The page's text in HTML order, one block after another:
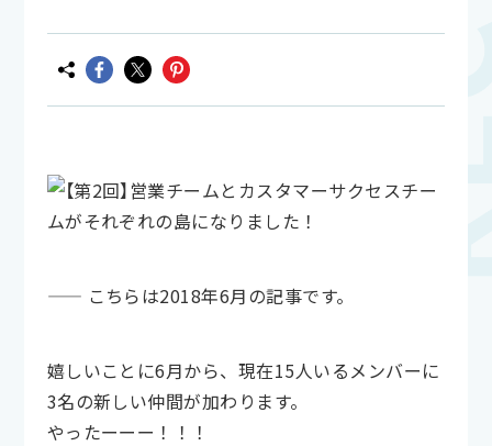
—— こちらは2018年6月の記事です。
嬉しいことに6月から、現在15人いるメンバーに
3名の新しい仲間が加わります。
やったーーー！！！